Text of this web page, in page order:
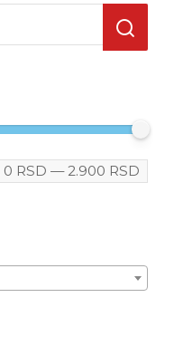
0 RSD —2.900 RSD